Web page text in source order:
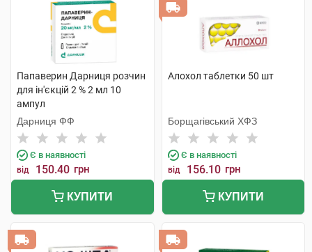
Папаверин Дарниця розчин
для ін'єкцій 2 % 2 мл 10
ампул
Дарниця ФФ
Є в наявності
від 150.40 грн
КУПИТИ
Алохол таблетки 50 шт
Борщагівський ХФЗ
Є в наявності
від 156.10 грн
КУПИТИ